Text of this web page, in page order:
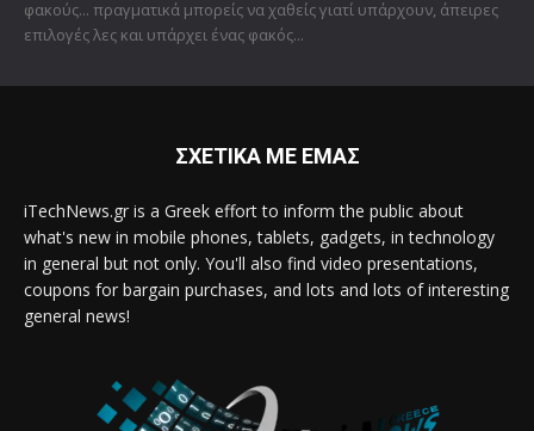
φακούς... πραγματικά μπορείς να χαθείς γιατί υπάρχουν, άπειρες
επιλογές λες και υπάρχει ένας φακός...
ΣΧΕΤΙΚΑ ΜΕ ΕΜΑΣ
iTechNews.gr is a Greek effort to inform the public about
what's new in mobile phones, tablets, gadgets, in technology
in general but not only. You'll also find video presentations,
coupons for bargain purchases, and lots and lots of interesting
general news!